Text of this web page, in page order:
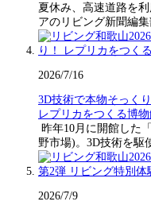
夏休み、高速道路を
アのリビング新聞編
2026/7/16
3D技術で本物そっくり
レプリカをつくる博
昨年10月に開館した
野市場)。3D技術を駆
2026/7/9